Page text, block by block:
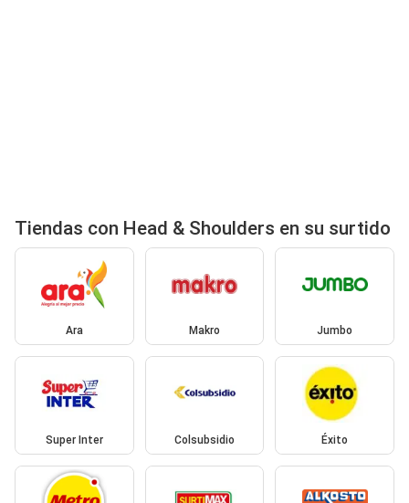
Tiendas con Head & Shoulders en su surtido
Ara Makro Jumbo
Super Inter Colsubsidio Éxito